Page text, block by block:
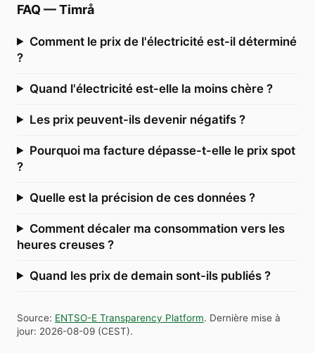
FAQ —Timrå
Comment le prix de l'électricité est-il déterminé
?
Quand l'électricité est-elle la moins chère ?
Les prix peuvent-ils devenir négatifs ?
Pourquoi ma facture dépasse-t-elle le prix spot
?
Quelle est la précision de ces données ?
Comment décaler ma consommation vers les
heures creuses ?
Quand les prix de demain sont-ils publiés ?
Source: ENTSO-E Transparency Platform. Dernière mise à
jour: 2026-08-09 (CEST).